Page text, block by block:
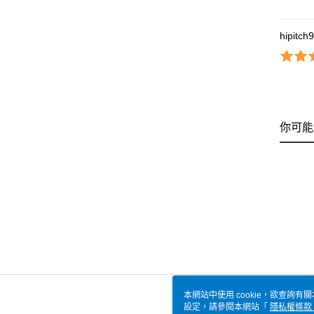
你可
本網站中使用 cookie，欲查詢有
設定，請參閱本網站「 隱私權條款